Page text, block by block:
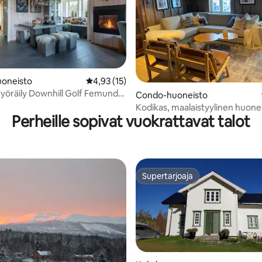
5, 85 arvostelua
Keskimääräinen arvio 4,93/5, 15 arvostelua
4,93 (15)
Downhill Golf Femund
Condo-huoneisto
Kodikas, maalaistyylinen
Fageråsenissa
Perheille sopivat vuokrattavat talot
Supertarjoaja
Supertarjoaja